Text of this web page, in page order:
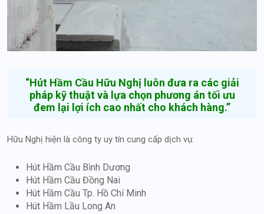
“Hút Hầm Cầu Hữu Nghị luôn đưa ra các giải
pháp kỹ thuật và lựa chọn phương án tối ưu
đem lại lợi ích cao nhất cho khách hàng.”
Hữu Nghị hiện là công ty uy tín cung cấp dịch vụ:
Hút Hầm Cầu Bình Dương
Hút Hầm Cầu Đồng Nai
Hút Hầm Cầu Tp. Hồ Chí Minh
Hút Hầm Lầu Long An